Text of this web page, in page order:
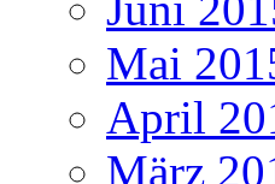
Mai
April
März